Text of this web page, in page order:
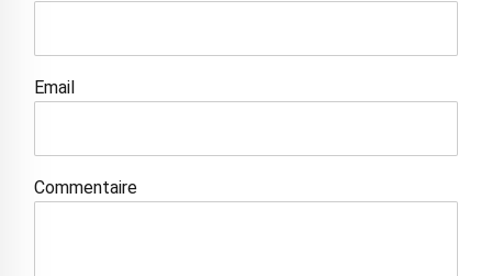
Email
Commentaire